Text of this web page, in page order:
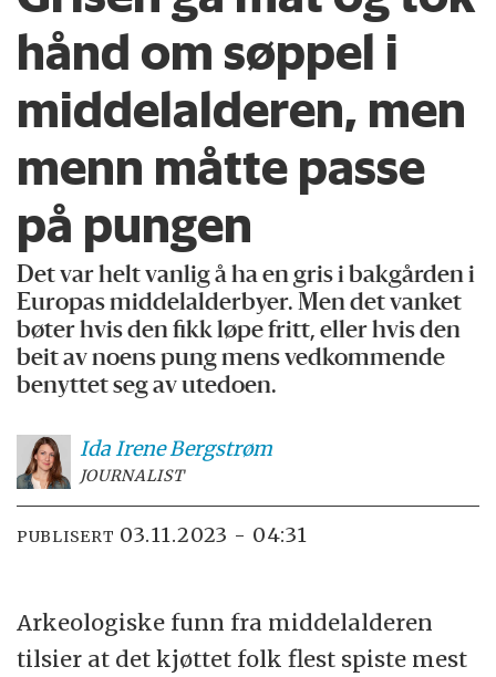
hånd om søppel i
middelalderen, men
menn måtte passe
på pungen
Det var helt vanlig å ha en gris i bakgården i
Europas middelalderbyer. Men det vanket
bøter hvis den fikk løpe fritt, eller hvis den
beit av noens pung mens vedkommende
benyttet seg av utedoen.
Ida IreneBergstrøm
JOURNALIST
PUBLISERT 03.11.2023 - 04:31
Arkeologiske funn fra middelalderen
tilsier at det kjøttet folk flest spiste mest